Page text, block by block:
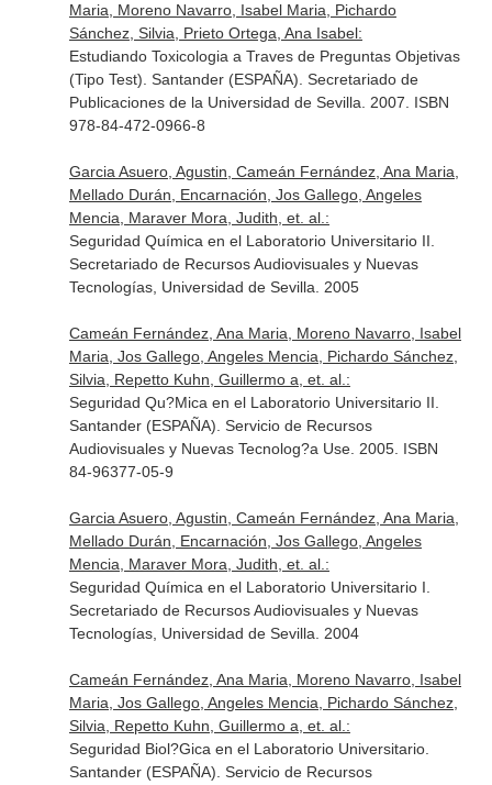
Maria, Moreno Navarro, Isabel Maria, Pichardo
Sánchez, Silvia, Prieto Ortega, Ana Isabel:
Estudiando Toxicologia a Traves de Preguntas Objetivas
(Tipo Test). Santander (ESPAÑA). Secretariado de
Publicaciones de la Universidad de Sevilla. 2007. ISBN
978-84-472-0966-8
Garcia Asuero, Agustin, Cameán Fernández, Ana Maria,
Mellado Durán, Encarnación, Jos Gallego, Angeles
Mencia, Maraver Mora, Judith, et. al.:
Seguridad Química en el Laboratorio Universitario II.
Secretariado de Recursos Audiovisuales y Nuevas
Tecnologías, Universidad de Sevilla. 2005
Cameán Fernández, Ana Maria, Moreno Navarro, Isabel
Maria, Jos Gallego, Angeles Mencia, Pichardo Sánchez,
Silvia, Repetto Kuhn, Guillermo a, et. al.:
Seguridad Qu?Mica en el Laboratorio Universitario II.
Santander (ESPAÑA). Servicio de Recursos
Audiovisuales y Nuevas Tecnolog?a Use. 2005. ISBN
84-96377-05-9
Garcia Asuero, Agustin, Cameán Fernández, Ana Maria,
Mellado Durán, Encarnación, Jos Gallego, Angeles
Mencia, Maraver Mora, Judith, et. al.:
Seguridad Química en el Laboratorio Universitario I.
Secretariado de Recursos Audiovisuales y Nuevas
Tecnologías, Universidad de Sevilla. 2004
Cameán Fernández, Ana Maria, Moreno Navarro, Isabel
Maria, Jos Gallego, Angeles Mencia, Pichardo Sánchez,
Silvia, Repetto Kuhn, Guillermo a, et. al.:
Seguridad Biol?Gica en el Laboratorio Universitario.
Santander (ESPAÑA). Servicio de Recursos